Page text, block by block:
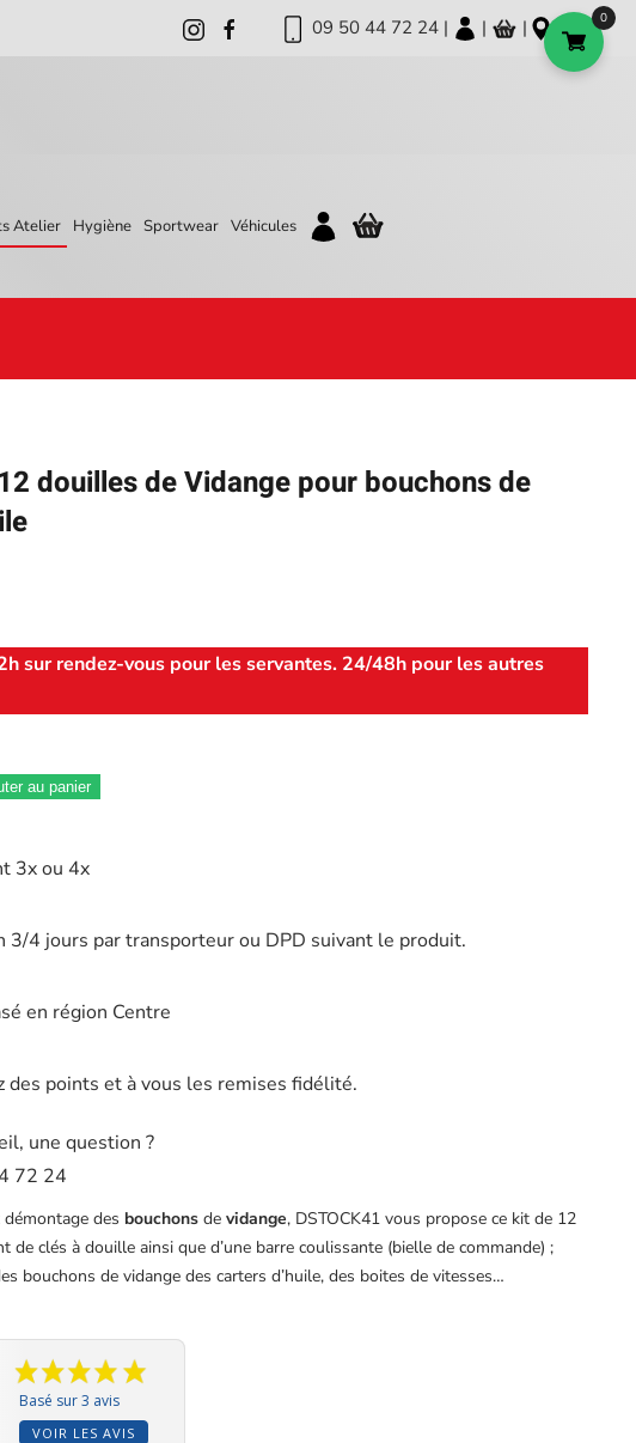
09 50 44 72 24 | | |
Atelier Hygiène Sportwear Véhicules
douilles de Vidange pour bouchons de
sur rendez-vous pour les servantes. 24/48h pour les autres
au panier
3x ou 4x
3/4 jours par transporteur ou DPD suivant le produit.
en région Centre
des points et à vous les remises fidélité.
une question ?
72 24
des bouchons de vidange, DSTOCK41 vous propose ce kit de 12
de clés à douille ainsi que d’une barre coulissante (bielle de commande) ;
bouchons de vidange des carters d’huile, des boites de vitesses…
Basé sur 3 avis
VOIR LES AVIS
0